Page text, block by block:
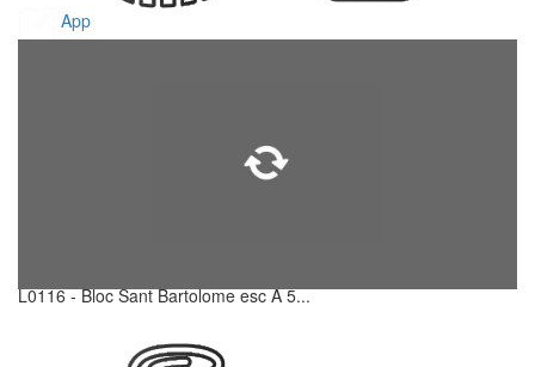
App
L0116 - Bloc Sant Bartolome esc A 5...